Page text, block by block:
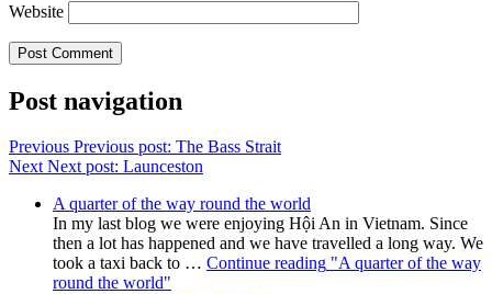
Website
Post navigation
Previous Previous post: The Bass Strait
Next Next post: Launceston
A quarter of the way round the world
In my last blog we were enjoying Hội An in Vietnam. Since
then a lot has happened and we have travelled a long way. We
took a taxi back to … Continue reading "A quarter of the way
round the world"